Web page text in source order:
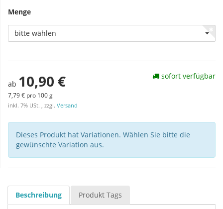
Menge
bitte wählen
ab 10,90 €
7,79 € pro 100 g
inkl. 7% USt. , zzgl. Versand
sofort verfügbar
Dieses Produkt hat Variationen. Wählen Sie bitte die
gewünschte Variation aus.
Beschreibung Produkt Tags